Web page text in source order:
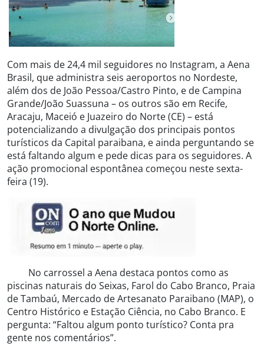
Com mais de 24,4 mil seguidores no Instagram, a Aena
Brasil, que administra seis aeroportos no Nordeste,
além dos de João Pessoa/Castro Pinto, e de Campina
Grande/João Suassuna – os outros são em Recife,
Aracaju, Maceió e Juazeiro do Norte (CE) – está
potencializando a divulgação dos principais pontos
turísticos da Capital paraibana, e ainda perguntando se
está faltando algum e pede dicas para os seguidores. A
ação promocional espontânea começou neste sexta-
feira (19).
No carrossel a Aena destaca pontos como as
piscinas naturais do Seixas, Farol do Cabo Branco, Praia
de Tambaú, Mercado de Artesanato Paraibano (MAP), o
Centro Histórico e Estação Ciência, no Cabo Branco. E
pergunta: “Faltou algum ponto turístico? Conta pra
gente nos comentários”.